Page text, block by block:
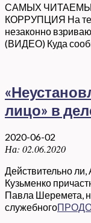
САМЫХ
КОРРУПЦИЯ На
незаконно
(ВИДЕО) Куда
лицо» в
2020-06-02
На: 02.06.2020
Действительно
Кузьменко
Павла Шеремета,
служебного